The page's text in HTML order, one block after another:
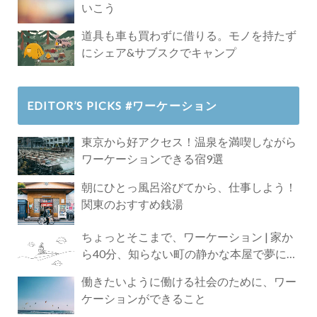
いこう
道具も車も買わずに借りる。モノを持たず
にシェア&サブスクでキャンプ
EDITOR’S PICKS #ワーケーション
東京から好アクセス！温泉を満喫しながら
ワーケーションできる宿9選
朝にひとっ風呂浴びてから、仕事しよう！
関東のおすすめ銭湯
ちょっとそこまで、ワーケーション | 家か
ら40分、知らない町の静かな本屋で夢に近
働きたいように働ける社会のために、ワー
ケーションができること